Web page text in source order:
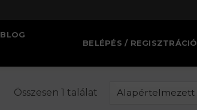
BLOG
BELÉPÉS / REGISZTRÁCIÓ
Összesen 1 találat